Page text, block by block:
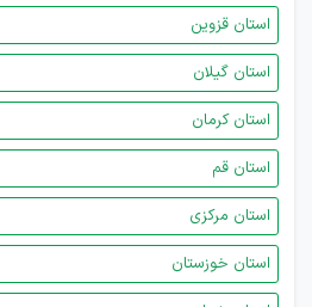
استان قزوین
استان گیلان
استان کرمان
استان قم
استان مرکزی
استان خوزستان